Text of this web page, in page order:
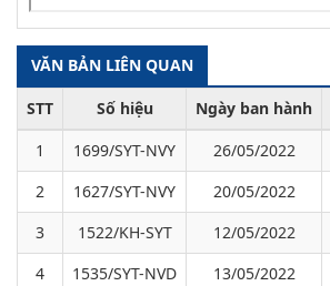
VĂN BẢN LIÊN QUAN
STT Số hiệu
Ngày ban hành
1
1699/SYT-NVY 26/05/2022
2
1627/SYT-NVY 20/05/2022
3
1522/KH-SYT 12/05/2022
4
1535/SYT-NVD 13/05/2022